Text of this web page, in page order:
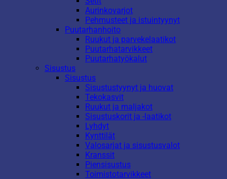
Aurinkovarjot
Pehmusteet ja istuintyynyt
Puutarhanhoito
Ruukut ja parvekelaatikot
Puutarhatarvikkeet
Puutarhatyökalut
Sisustus
Sisustus
Sisustustyynyt ja huovat
Tekokasvit
Ruukut ja maljakot
Sisustuskorit ja -laatikot
Lyhdyt
Kynttilät
Valosarjat ja sisustusvalot
Kranssit
Piensisustus
Toimistotarvikkeet